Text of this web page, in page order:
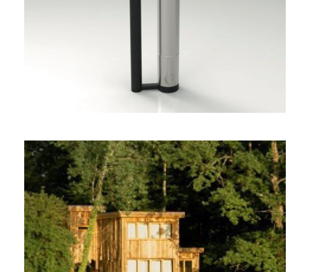
HUMANITAIRE
CABANE AU BORD DU LAC